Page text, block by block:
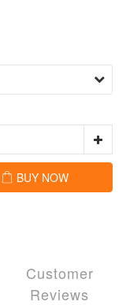
BUY NOW
Customer
Reviews